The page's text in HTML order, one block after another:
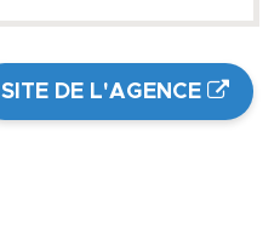
SITE DE L'AGENCE